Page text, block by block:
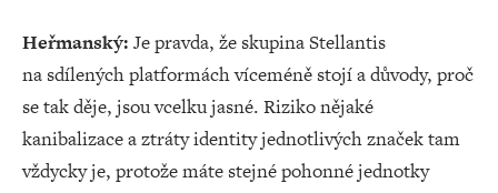
Heřmanský: Je pravda, že skupina Stellantis
na sdílených platformách víceméně stojí a důvody, proč
se tak děje, jsou vcelku jasné. Riziko nějaké
kanibalizace a ztráty identity jednotlivých značek tam
vždycky je, protože máte stejné pohonné jednotky